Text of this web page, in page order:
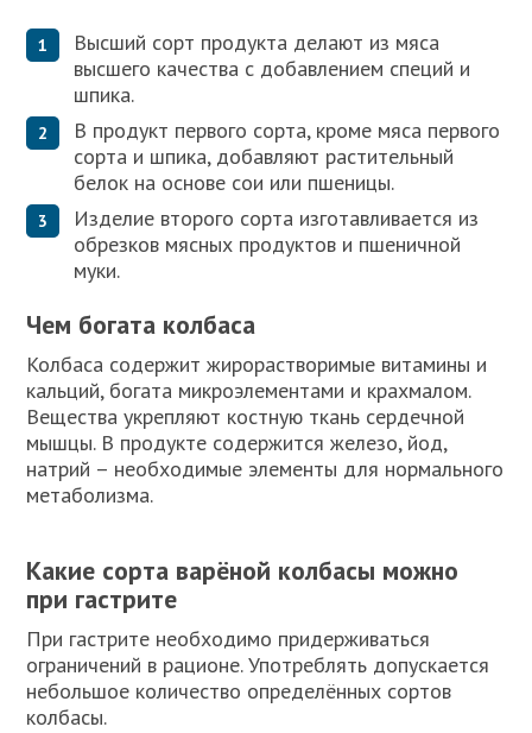
Высший сорт продукта делают из мяса
высшего качества с добавлением специй и
шпика.
В продукт первого сорта, кроме мяса первого
сорта и шпика, добавляют растительный
белок на основе сои или пшеницы.
Изделие второго сорта изготавливается из
обрезков мясных продуктов и пшеничной
муки.
Чем богата колбаса
Колбаса содержит жирорастворимые витамины и
кальций, богата микроэлементами и крахмалом.
Вещества укрепляют костную ткань сердечной
мышцы. В продукте содержится железо, йод,
натрий – необходимые элементы для нормального
метаболизма.
Какие сорта варёной колбасы можно
при гастрите
При гастрите необходимо придерживаться
ограничений в рационе. Употреблять допускается
небольшое количество определённых сортов
колбасы.